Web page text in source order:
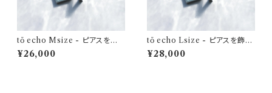
tō echo Msize - ピアスを飾
れるイヤーカフ
¥26,000
tō echo Lsize - ピアスを飾れ
るイヤーカフ
¥28,000